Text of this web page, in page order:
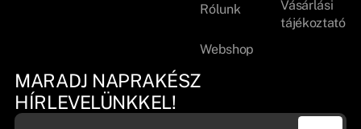
Rólunk
Webshop
Vásárlási
tájékoztató
MARADJ NAPRAKÉSZ
HÍRLEVELÜNKKEL!